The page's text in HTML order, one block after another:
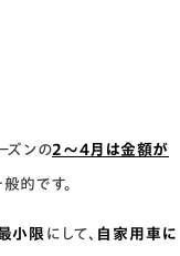
ズンの2～4月は金額が
的です。
小限 にして、 自家用車に